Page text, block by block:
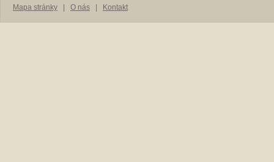
Mapa stránky O nás Kontakt